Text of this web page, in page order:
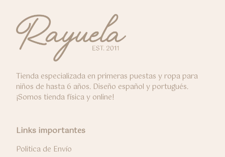
Tienda especializada en primeras puestas y ropa para
niños de hasta 6 años. Diseño español y portugués.
¡Somos tienda física y online!
Links importantes
Politica de Envío